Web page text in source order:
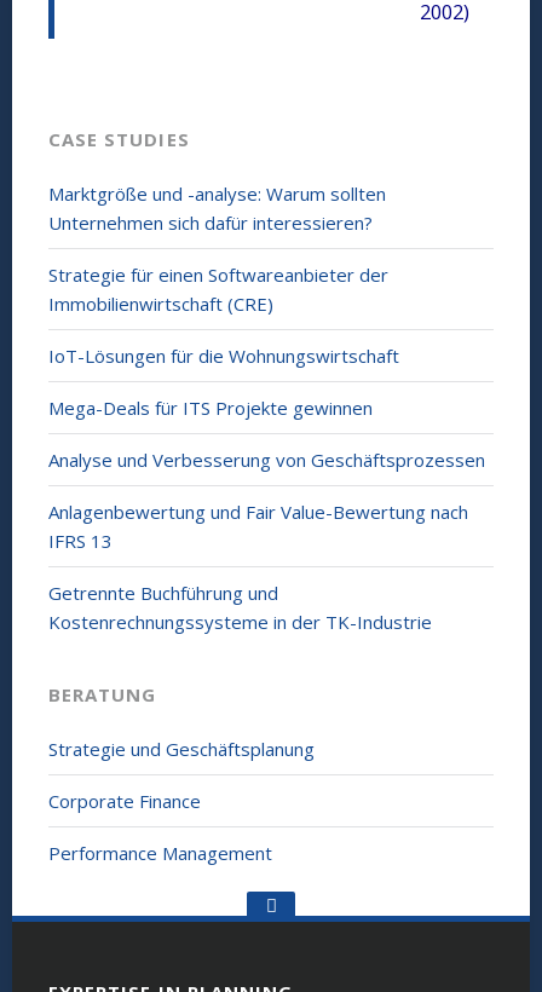
2002)
CASE STUDIES
Marktgröße und -analyse: Warum sollten
Unternehmen sich dafür interessieren?
Strategie für einen Softwareanbieter der
Immobilienwirtschaft (CRE)
IoT-Lösungen für die Wohnungswirtschaft
Mega-Deals für ITS Projekte gewinnen
Analyse und Verbesserung von Geschäftsprozessen
Anlagenbewertung und Fair Value-Bewertung nach
IFRS 13
Getrennte Buchführung und
Kostenrechnungssysteme in der TK-Industrie
BERATUNG
Strategie und Geschäftsplanung
Corporate Finance
Performance Management
Go
top